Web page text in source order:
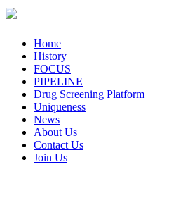
Home
History
FOCUS
PIPELINE
Drug Screening Platform
Uniqueness
News
About Us
Contact Us
Join Us